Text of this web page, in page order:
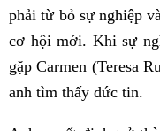
phải từ bỏ sự nghiệp
cơ hội mới. Khi sự
gặp Carmen (Teresa
anh tìm thấy đức tin.